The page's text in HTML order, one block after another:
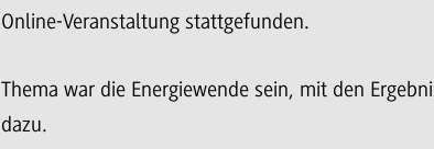
Online-Veranstaltung stattgefunden.
Thema war die Energiewende sein, mit den
dazu.